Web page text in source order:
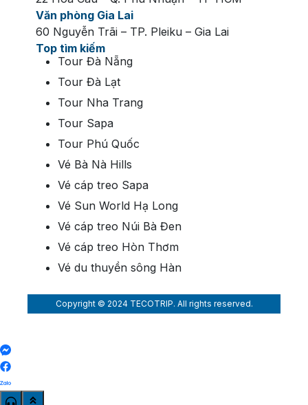
Văn phòng Gia Lai
60 Nguyễn Trãi – TP. Pleiku – Gia Lai
Top tìm kiếm
Tour Đà Nẵng
Tour Đà Lạt
Tour Nha Trang
Tour Sapa
Tour Phú Quốc
Vé Bà Nà Hills
Vé cáp treo Sapa
Vé Sun World Hạ Long
Vé cáp treo Núi Bà Đen
Vé cáp treo Hòn Thơm
Vé du thuyền sông Hàn
Copyright © 2024 TECOTRIP. All rights reserved.